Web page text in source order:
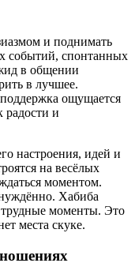
и поднимать
событий, спонтанных
в общении
в лучшее.
поддержка ощущается
радости и
настроения, идей и
на весёлых
моментом.
Хабиба
трудные моменты. Это
места скуке.